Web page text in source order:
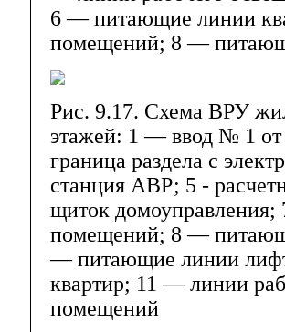
6 — питающие линии
помещений; 8 —
Рис. 9.17. Схема ВРУ
этажей: 1 — ввод № 1
граница раздела с
станция АВР; 5 -
щиток
помещений; 8 —
— питающие линии
квартир; 11 — линии
помещений